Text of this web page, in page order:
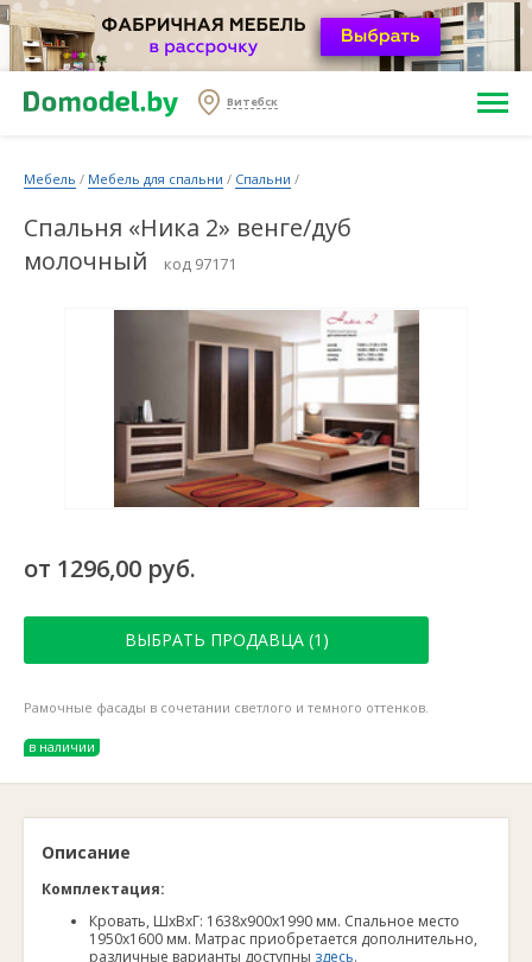
Витебск
Мебель / Мебель для спальни / Спальни /
Спальня «Ника 2» венге/дуб
молочный
код 97171
от 1296,00 руб.
ВЫБРАТЬ ПРОДАВЦА (1)
Рамочные фасады в сочетании светлого и темного оттенков.
в наличии
Описание
Комплектация:
Кровать, ШхВхГ: 1638х900х1990 мм. Спальное место
1950х1600 мм. Матрас приобретается дополнительно,
различные варианты доступны здесь.